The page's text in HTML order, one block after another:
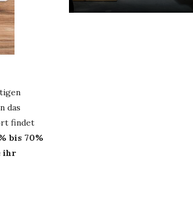
das
findet
bis 70%
ihr